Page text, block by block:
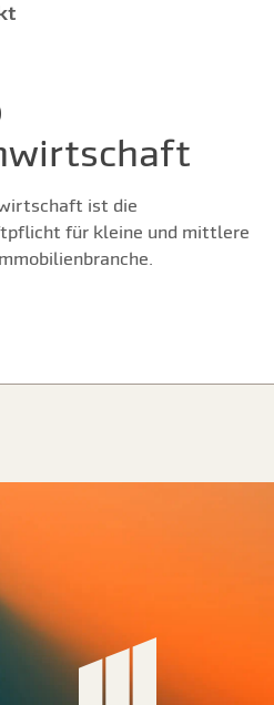
ist die
für kleine und mittlere